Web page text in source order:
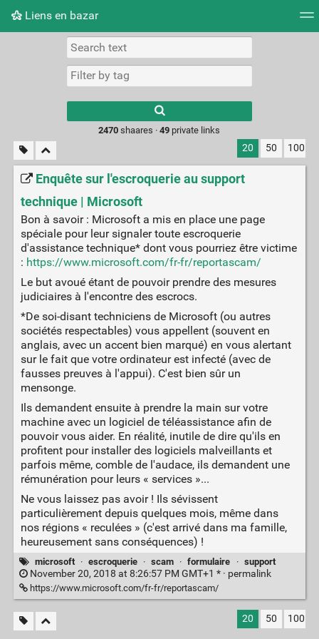
Liens en bazar
Picture wall
2470 shaares ·49 private links
20 50 100
Enquête sur l'escroquerie au support
technique | Microsoft
Bon à savoir : Microsoft a mis en place une page
spéciale pour leur signaler toute escroquerie
d'assistance technique* dont vous pourriez être victime
: https://www.microsoft.com/fr-fr/reportascam/
Le but avoué étant de pouvoir prendre des mesures
judiciaires à l'encontre des escrocs.
*De soi-disant techniciens de Microsoft (ou autres
sociétés respectables) vous appellent (souvent en
anglais, avec un accent bien marqué) en vous alertant
sur le fait que votre ordinateur est infecté (avec de
fausses preuves à l'appui). C'est bien sûr un
mensonge.
Ils demandent ensuite à prendre la main sur votre
machine avec un logiciel de téléassistance afin de
pouvoir vous aider. En réalité, inutile de dire qu'ils en
profitent pour installer des logiciels malveillants et
parfois même, comble de l'audace, ils demandent une
rémunération pour leurs « services »...
Ne vous laissez pas avoir ! Ils sévissent
particulièrement depuis quelques mois, même dans
nos régions « reculées » (c'est arrivé dans ma famille,
heureusement sans conséquences) !
microsoft · escroquerie · scam · formulaire · support
November 20, 2018 at 8:26:57 PM GMT+1 * · permalink
https://www.microsoft.com/fr-fr/reportascam/
20 50 100